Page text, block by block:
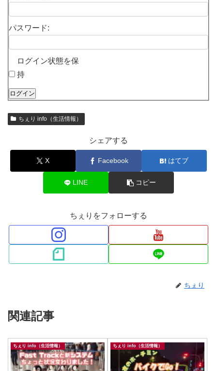
パスワード:
ログイン状態を保
持
ログイン
ちぇり info（生活情報）
シェアする
X Facebook はてブ
LINE コピー
ちぇりをフォローする
ちぇり
関連記事
ちぇり info（生活情報） ちぇり info（生活情報）